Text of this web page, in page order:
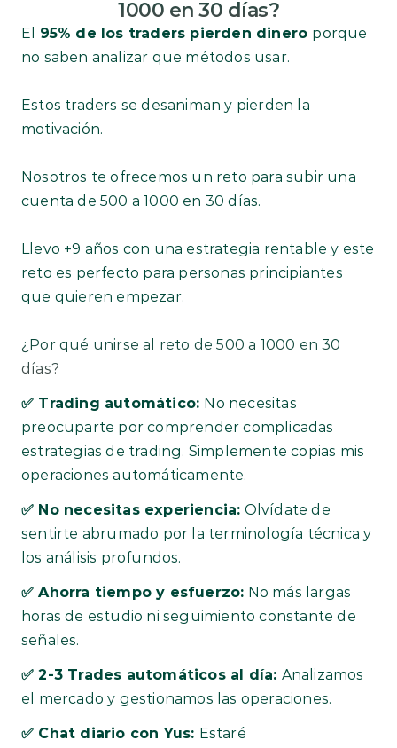
1000 en 30 días?
El 95% de los traders pierden dinero porque
no saben analizar que métodos usar.
Estos traders se desaniman y pierden la
motivación.
Nosotros te ofrecemos un reto para subir una
cuenta de 500 a 1000 en 30 días.
Llevo +9 años con una estrategia rentable y este
reto es perfecto para personas principiantes
que quieren empezar.
¿Por qué unirse al reto de 500 a 1000 en 30
días?
✅ Trading automático: No necesitas
preocuparte por comprender complicadas
estrategias de trading. Simplemente copias mis
operaciones automáticamente.
✅ No necesitas experiencia: Olvídate de
sentirte abrumado por la terminología técnica y
los análisis profundos.
✅ Ahorra tiempo y esfuerzo: No más largas
horas de estudio ni seguimiento constante de
señales.
✅ 2-3 Trades automáticos al día: Analizamos
el mercado y gestionamos las operaciones.
✅ Chat diario con Yus: Estaré